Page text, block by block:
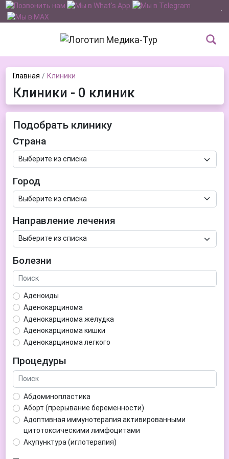
Главная Клиники
Клиники - 0 клиник
Подобрать клинику
Страна
Город
Направление лечения
Болезни
Аденоиды
Аденокарцинома
Аденокарцинома желудка
Аденокарцинома кишки
Аденокарцинома легкого
Аденома гипофиза
Аденома простаты
Аденома щитовидной железы
Аденомиоз
Адентия
Азооспермия
Акне (угри)
Алкоголизм
Процедуры
Абдоминопластика
Аборт (прерывание беременности)
Адоптивная иммунотерапия активированными
цитотоксическими лимфоцитами
Акупунктура (иглотерапия)